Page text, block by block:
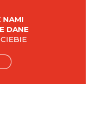
NAMI
DANE